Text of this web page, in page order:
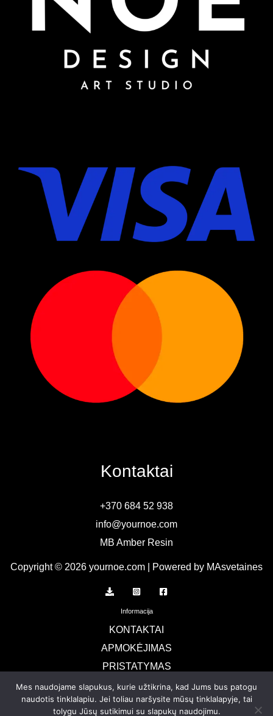
Kontaktai
+370 684 52 938
info@yournoe.com
MB Amber Resin
Copyright © 2026 yournoe.com | Powered by MAsvetaines
Informacija
KONTAKTAI
APMOKĖJIMAS
PRISTATYMAS
TERMINAI IR SĄLYGOS
Privatumo politika
Mes naudojame slapukus, kurie užtikrina, kad Jums bus patogu
naudotis tinklalapiu. Jei toliau naršysite mūsų tinklalapyje, tai
tolygu Jūsų sutikimui su slapukų naudojimu.